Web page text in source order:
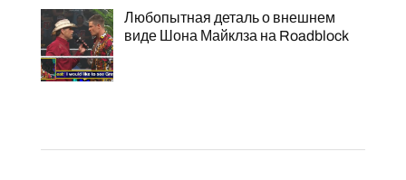
Любопытная деталь о внешнем
виде Шона Майклза на Roadblock